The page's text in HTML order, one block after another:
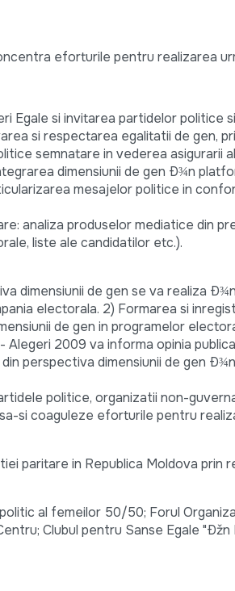
eforturile pentru realizarea
Egale si invitarea partidelor politice
si respectarea egalitatii de gen,
semnatare in vederea asigurarii
dimensiunii de gen Ð¾n
mesajelor politice in
analiza produselor mediatice din
liste ale candidatilor etc.).
dimensiunii de gen se va realiza
electorala. 2) Formarea si
de gen in programelor
2009 va informa opinia
perspectiva dimensiunii de gen
politice, organizatii non-
si coaguleze eforturile pentru
paritare in Republica Moldova prin
al femeilor 50/50; Forul
Clubul pentru Sanse Egale "Ðžn